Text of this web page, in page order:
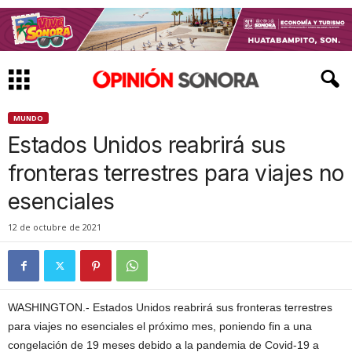
MUNDO
Estados Unidos reabrirá sus
fronteras terrestres para viajes no
esenciales
12 de octubre de 2021
WASHINGTON.- Estados Unidos reabrirá sus fronteras terrestres
para viajes no esenciales el próximo mes, poniendo fin a una
congelación de 19 meses debido a la pandemia de Covid-19 a